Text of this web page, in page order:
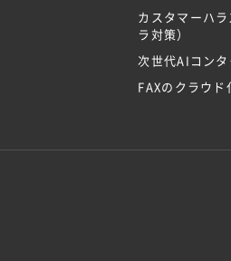
カスタマーハ
ラ対策）
次世代AIコン
FAXのクラウド